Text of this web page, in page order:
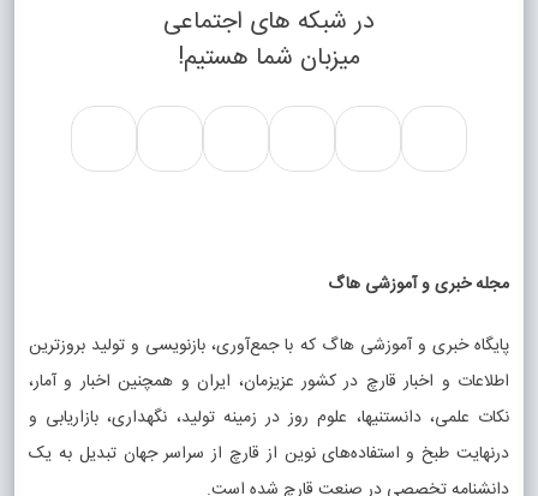
در شبکه های اجتماعی
میزبان شما هستیم!
مجله خبری و آموزشی هاگ
پایگاه خبری و آموزشی هاگ که با جمع‌آوری، بازنویسی و تولید بروزترین
اطلاعات و اخبار قارچ در کشور عزیزمان، ایران و همچنین اخبار و آمار،
نکات علمی، دانستنیها، علوم روز در زمینه تولید، نگهداری، بازاریابی و
درنهایت طبخ و استفاده‌های نوین از قارچ از سراسر جهان تبدیل به یک
دانشنامه تخصصی در صنعت قارچ شده است.